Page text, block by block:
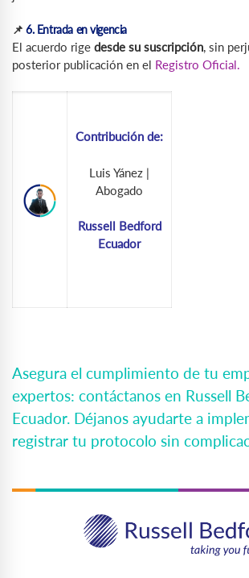
📌6. Entrada en vigencia
El acuerdo rige desde su suscripción , sin
posterior publicación en el Registro Oficial.
Contribución de:
Luis Yánez |
Abogado
Russell Bedford
Ecuador
Asegura el cumplimiento de tu
expertos: contáctanos en Russell
Ecuador. Déjanos ayudarte a
registrar tu protocolo sin